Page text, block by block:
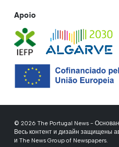
Apoio
© 2026 The Portugal News - Основан
Весь контент и дизайн защищены
и The News Group of Newspapers.